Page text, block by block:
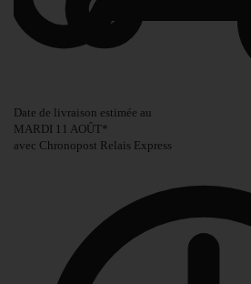
Date de livraison estimée au
MARDI 11 AOÛT*
avec Chronopost Relais Express